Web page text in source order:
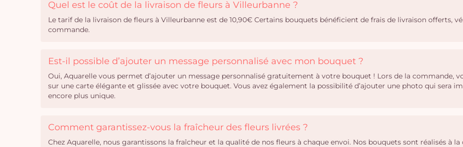
Quel est le coût de la livraison de fleurs à Villeurbanne ?
Le tarif de la livraison de fleurs à Villeurbanne est de 10,90€ Certains bouquets bénéficient de frais de livraison offerts,
commande.
Est-il possible d’ajouter un message personnalisé avec mon bouquet ?
Oui, Aquarelle vous permet d’ajouter un message personnalisé gratuitement à votre bouquet ! Lors de la commande,
sur une carte élégante et glissée avec votre bouquet. Vous avez également la possibilité d’ajouter une photo qui sera
encore plus unique.
Comment garantissez-vous la fraîcheur des fleurs livrées ?
Chez Aquarelle, nous garantissons la fraîcheur et la qualité de nos fleurs à chaque envoi. Nos bouquets sont réalisés à